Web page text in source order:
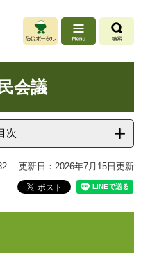
会議
次
更新日：2026年7月15日更新